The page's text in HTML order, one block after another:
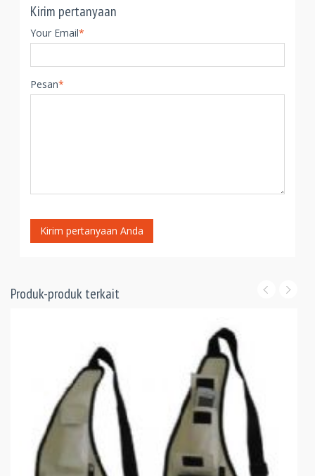
Kirim pertanyaan
Your Email*
Pesan*
Kirim pertanyaan Anda
Produk-produk terkait